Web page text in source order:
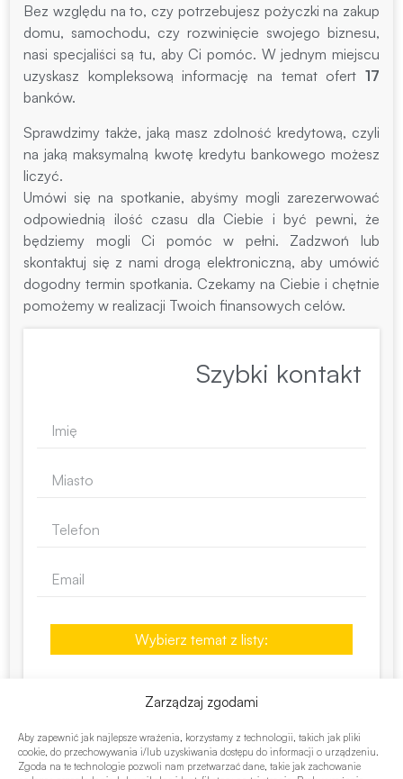
Zarządzaj zgodami
Aby zapewnić jak najlepsze wrażenia, korzystamy z technologii, takich jak pliki
cookie, do przechowywania i/lub uzyskiwania dostępu do informacji o urządzeniu.
Zgoda na te technologie pozwoli nam przetwarzać dane, takie jak zachowanie
Bez względu na to, czy potrzebujesz pożyczki na zakup
domu, samochodu, czy rozwinięcie swojego biznesu,
nasi specjaliści są tu, aby Ci pomóc. W jednym miejscu
uzyskasz kompleksową informację na temat ofert 17
banków.
Sprawdzimy także, jaką masz zdolność kredytową, czyli
na jaką maksymalną kwotę kredytu bankowego możesz
liczyć.
Umówi się na spotkanie, abyśmy mogli zarezerwować
odpowiednią ilość czasu dla Ciebie i być pewni, że
będziemy mogli Ci pomóc w pełni. Zadzwoń lub
skontaktuj się z nami drogą elektroniczną, aby umówić
dogodny termin spotkania. Czekamy na Ciebie i chętnie
pomożemy w realizacji Twoich finansowych celów.
Szybki kontakt
Wybierz temat z listy: